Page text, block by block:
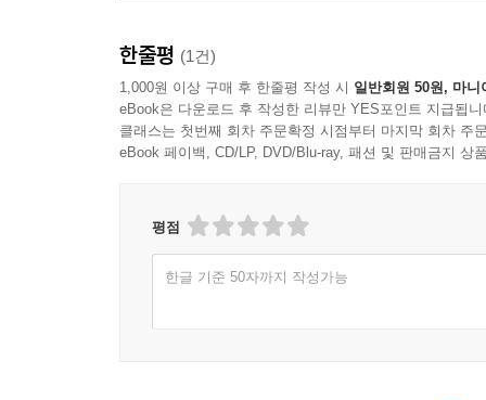
한줄평 (1건)
1,000원 이상 구매 후 한줄평 작성 시 일반회원 50원, 마니
eBook은 다운로드 후 작성한 리뷰만 YES포인트 지급됩니
클래스는 첫번째 회차 주문확정 시점부터 마지막 회차 주
eBook 페이백, CD/LP, DVD/Blu-ray, 패션 및 판매금지 상
평점
한글 기준 50자까지 작성가능